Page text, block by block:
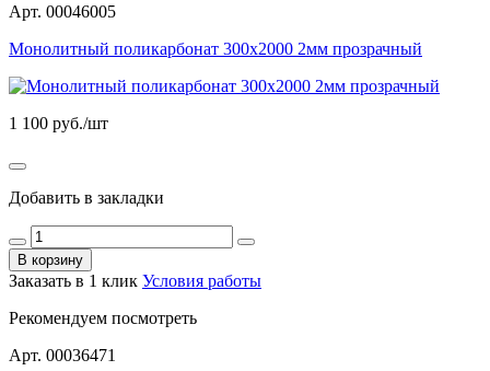
Арт. 00046005
Монолитный поликарбонат 300х2000 2мм прозрачный
1 100 руб./шт
Добавить в закладки
В корзину
Заказать в 1 клик Условия работы
Рекомендуем посмотреть
Арт. 00036471